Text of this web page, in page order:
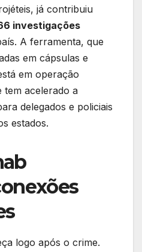
já contribuiu
investigações
A ferramenta, que
em cápsulas e
em operação
tem acelerado a
delegados e policiais
estados.
logo após o crime.